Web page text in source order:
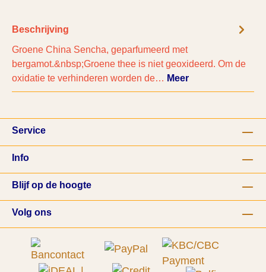
Beschrijving
Groene China Sencha, geparfumeerd met
bergamot.&nbsp;Groene thee is niet geoxideerd. Om de
oxidatie te verhinderen worden de… Meer
Service
Info
Blijf op de hoogte
Volg ons